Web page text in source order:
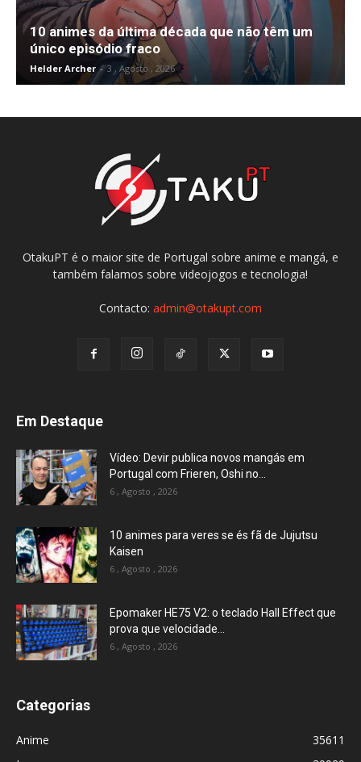
10 animes da última década que não têm um
único episódio fraco
Helder Archer - 3 , Agosto , 2026
OtakuPT é o maior site de Portugal sobre anime e mangá, e
também falamos sobre videojogos e tecnologia!
Contacto: admin@otakupt.com
Em Destaque
Vídeo: Devir publica novos mangás em
Portugal com Frieren, Oshi no...
6 , Agosto , 2026
10 animes para veres se és fã de Jujutsu
Kaisen
6 , Agosto , 2026
Epomaker HE75 V2: o teclado Hall Effect que
prova que velocidade...
6 , Agosto , 2026
Categorias
Anime
35611